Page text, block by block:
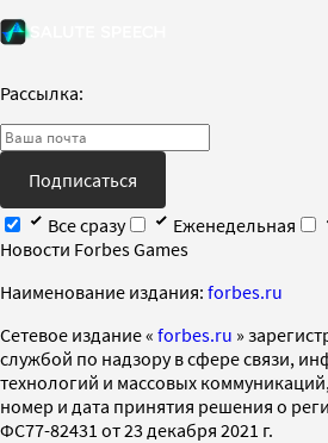
Рассылка:
Подписаться
Все сразу
Еженедельная
Новости Forbes Games
Наименование издания: forbes.ru
Cетевое издание « forbes.ru »
службой по надзору в сфере связи,
технологий и массовых
номер и дата принятия решения о
ФС77-82431 от 23 декабря 2021 г.